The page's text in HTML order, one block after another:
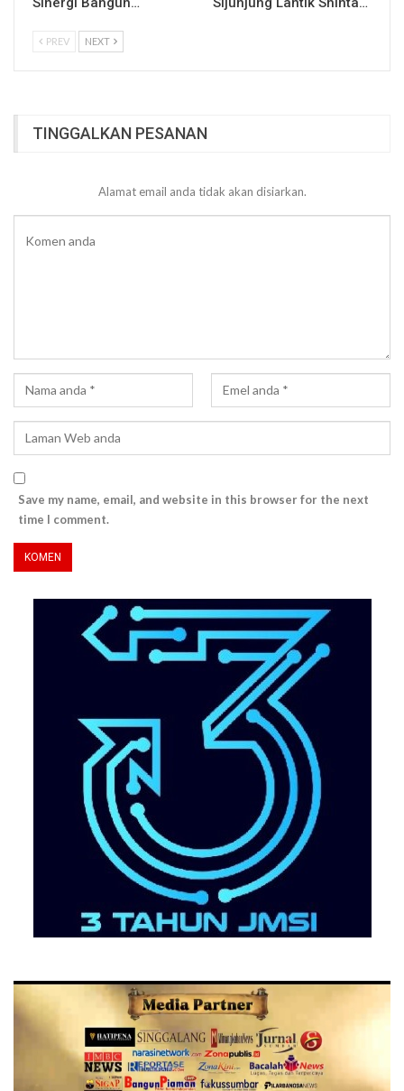
PREV NEXT
TINGGALKAN PESANAN
Alamat email anda tidak akan disiarkan.
Save my name, email, and website in this browser for the next
time I comment.